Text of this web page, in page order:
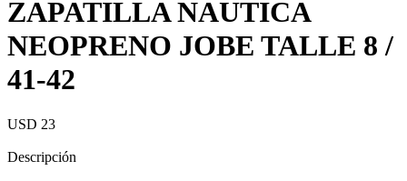
ZAPATILLA NAUTICA
NEOPRENO JOBE TALLE 8 /
41-42
USD 23
Descripción